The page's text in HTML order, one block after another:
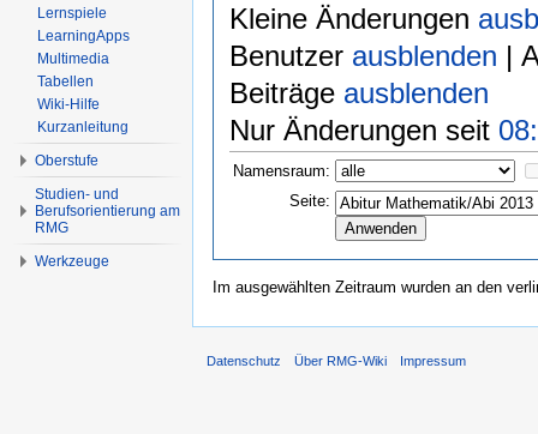
Kleine Änderungen
Benutzer ausblenden |
Beiträge ausblenden
Nur Änderungen seit
Namensraum:
Seite:
Im ausgewählten Zeitraum wurden an den
Lernspiele
LearningApps
Multimedia
Tabellen
Wiki-Hilfe
Kurzanleitung
Oberstufe
Studien- und
Berufsorientierung am
RMG
Werkzeuge
Datenschutz Über RMG-Wiki Impressum